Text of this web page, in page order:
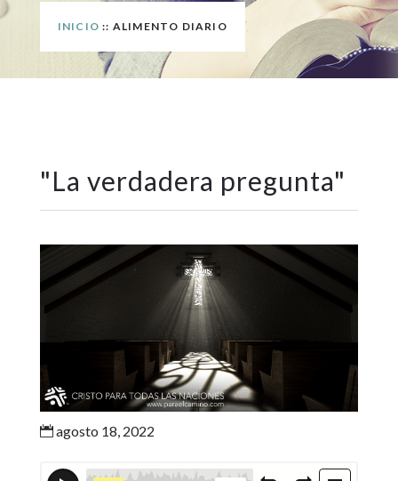
INICIO :: ALIMENTO DIARIO
"La verdadera pregunta"
agosto 18, 2022